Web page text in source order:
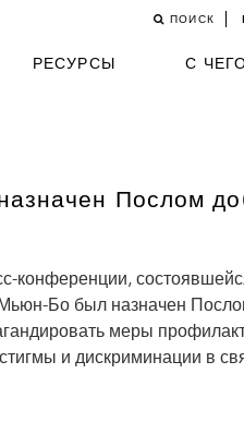
ПОИСК
РЕСУРСЫ С
Послом
конференции,
Бо был назначен
меры
и дискриминации в